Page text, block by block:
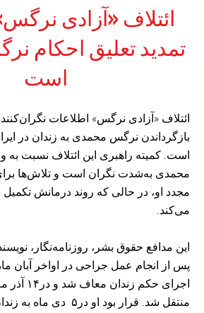
ائتلاف «آزادی
تمدید تعلیق احکام
است
ائتلاف «آزادی نرگس» اطلاعات
بازگرداندن نرگس محمدی به زندان در
است. کمیته راهبری این ائتلاف نسبت
محمدی به‌شدت نگران است و تلاش‌ها
مجدد او، در حالی که روند درمانش
می‌کند.
این مدافع حقوق بشر، روزنامه‌نگار،
منتقل شد. قرار بود او